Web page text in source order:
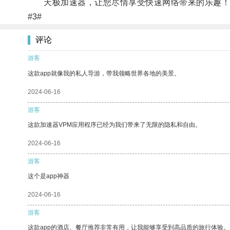
天极加速器，让您尽情享受快速网络带来的乐趣
#3#
评论
游客
这款app就像我的私人导游，带我领略世界各地的美景。
2024-06-16
游客
这款加速器VPM应用程序已经为我们带来了无限的隐私和自由。
2024-06-16
游客
这个是app神器
2024-06-16
游客
这款app的酒店、餐厅推荐非常有用，让我能够享受到高品质的旅行体验。